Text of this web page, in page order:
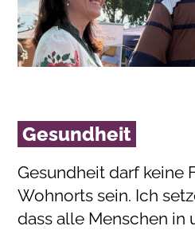
Gesundheit
Gesundheit darf keine
Wohnorts sein. Ich
dass alle Menschen in